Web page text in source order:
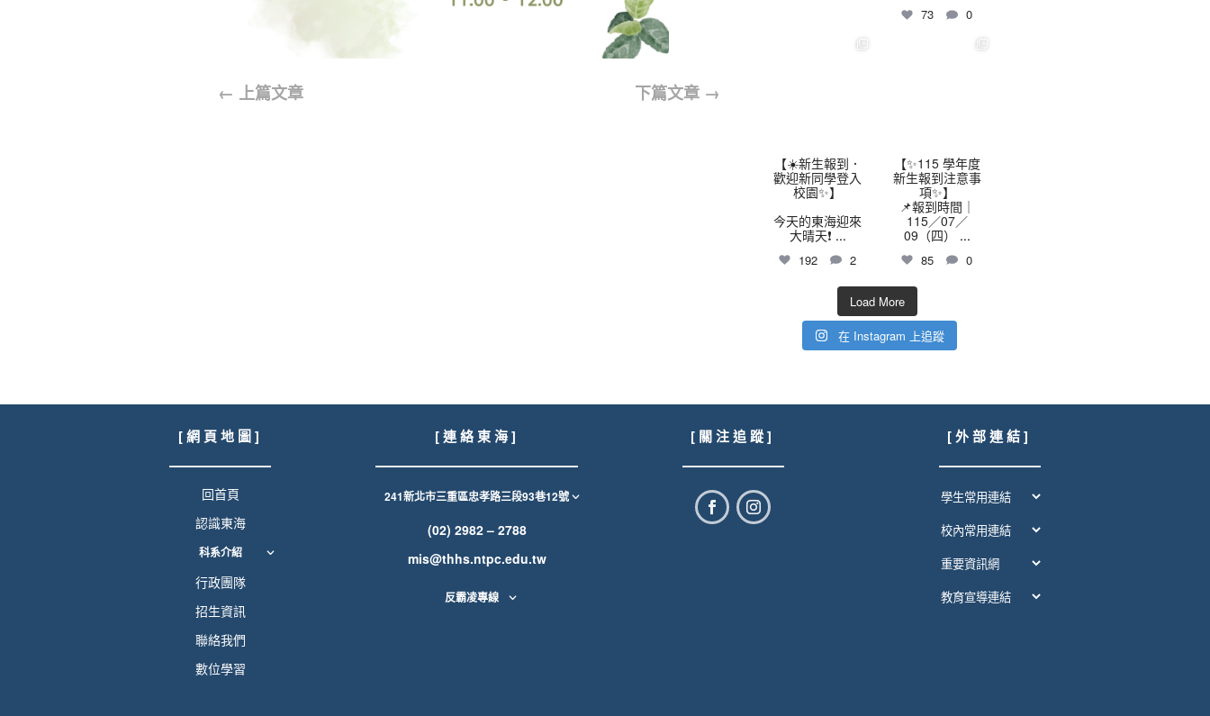
← 上篇文章 下篇文章→
73 0
【☀️新生報到．
歡迎新同學登入
校園✨】
今天的東海迎來
大晴天❗ ...
192 2
【✨115 學年度
新生報到注意事
項✨】
📌報到時間｜
115／07／
09（四）
...
85 0
Load More
在 Instagram 上追蹤
[ 網 頁 地 圖 ]
回首頁
認識東海
科系介紹
行政團隊
招生資訊
聯絡我們
數位學習
[ 連 絡 東 海 ]
241新北市三重區忠孝路三段93巷12號
(02) 2982 – 2788
mis@thhs.ntpc.edu.tw
反霸凌專線
[ 關 注 追 蹤 ] [ 外 部 連 結 ]